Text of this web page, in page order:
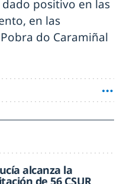
positivo en las
en las
do Caramiñal
alcanza la
de 56 CSUR